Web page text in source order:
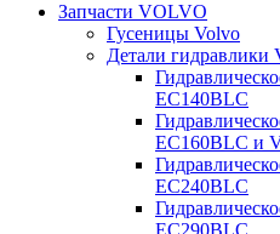
Запчасти VOLVO
Гусеницы Volvo
Детали гидравлики
EC140BLC
EC160BLC и
EC240BLC
EC290BLC